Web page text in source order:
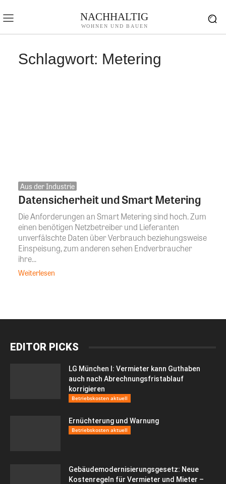
NACHHALTIG
WOHNEN UND BAUEN
Schlagwort: Metering
Aus der Industrie
Datensicherheit und Smart Metering
Die Anforderungen an Smart Metering sind hoch. Zum
einen benötigen Netzbetreiber und Lieferanten
unverfälschte Daten über Verbrauch beziehungsweise
Einspeisung, zum anderen sehen Endverbraucher
ihre...
Weiterlesen
EDITOR PICKS
LG München I: Vermieter kann Guthaben
auch nach Abrechnungsfristablauf
korrigieren
Betriebskosten aktuell
Ernüchterung und Warnung
Betriebskosten aktuell
Gebäudemodernisierungsgesetz: Neue
Kostenregeln für Vermieter und Mieter –